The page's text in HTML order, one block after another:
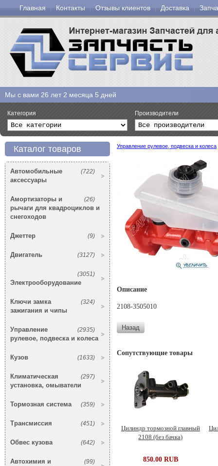
Главная Контакты Отзывы клиентов Доставка
Мы с вами 26 лет 2 месяца 5 дней
Категория Производители
Каталог товаров
(722)
Автомобильные
аксессуары
(26)
Амортизаторы и
рычаги для квадроциклов и
снегоходов
(9)
Джеттер
(3127)
Двигатель
(3051)
Электрооборудование
(324)
Ключи замка
зажигания и чипы
(2935)
Управление
рулевое, подвеска и колеса
(1633)
Кузов
(297)
Климатическая
установка, омыватели
(359)
Тормозная система
(451)
Трансмиссия
(642)
Обвес кузова
(99)
Автохимия и
Управление рулевое, подвеска и колеса
Описание
2108-3505010
Сопутствующие товары
Цилиндр тормозной главный
2108 (без бачка)
850.00 RUB